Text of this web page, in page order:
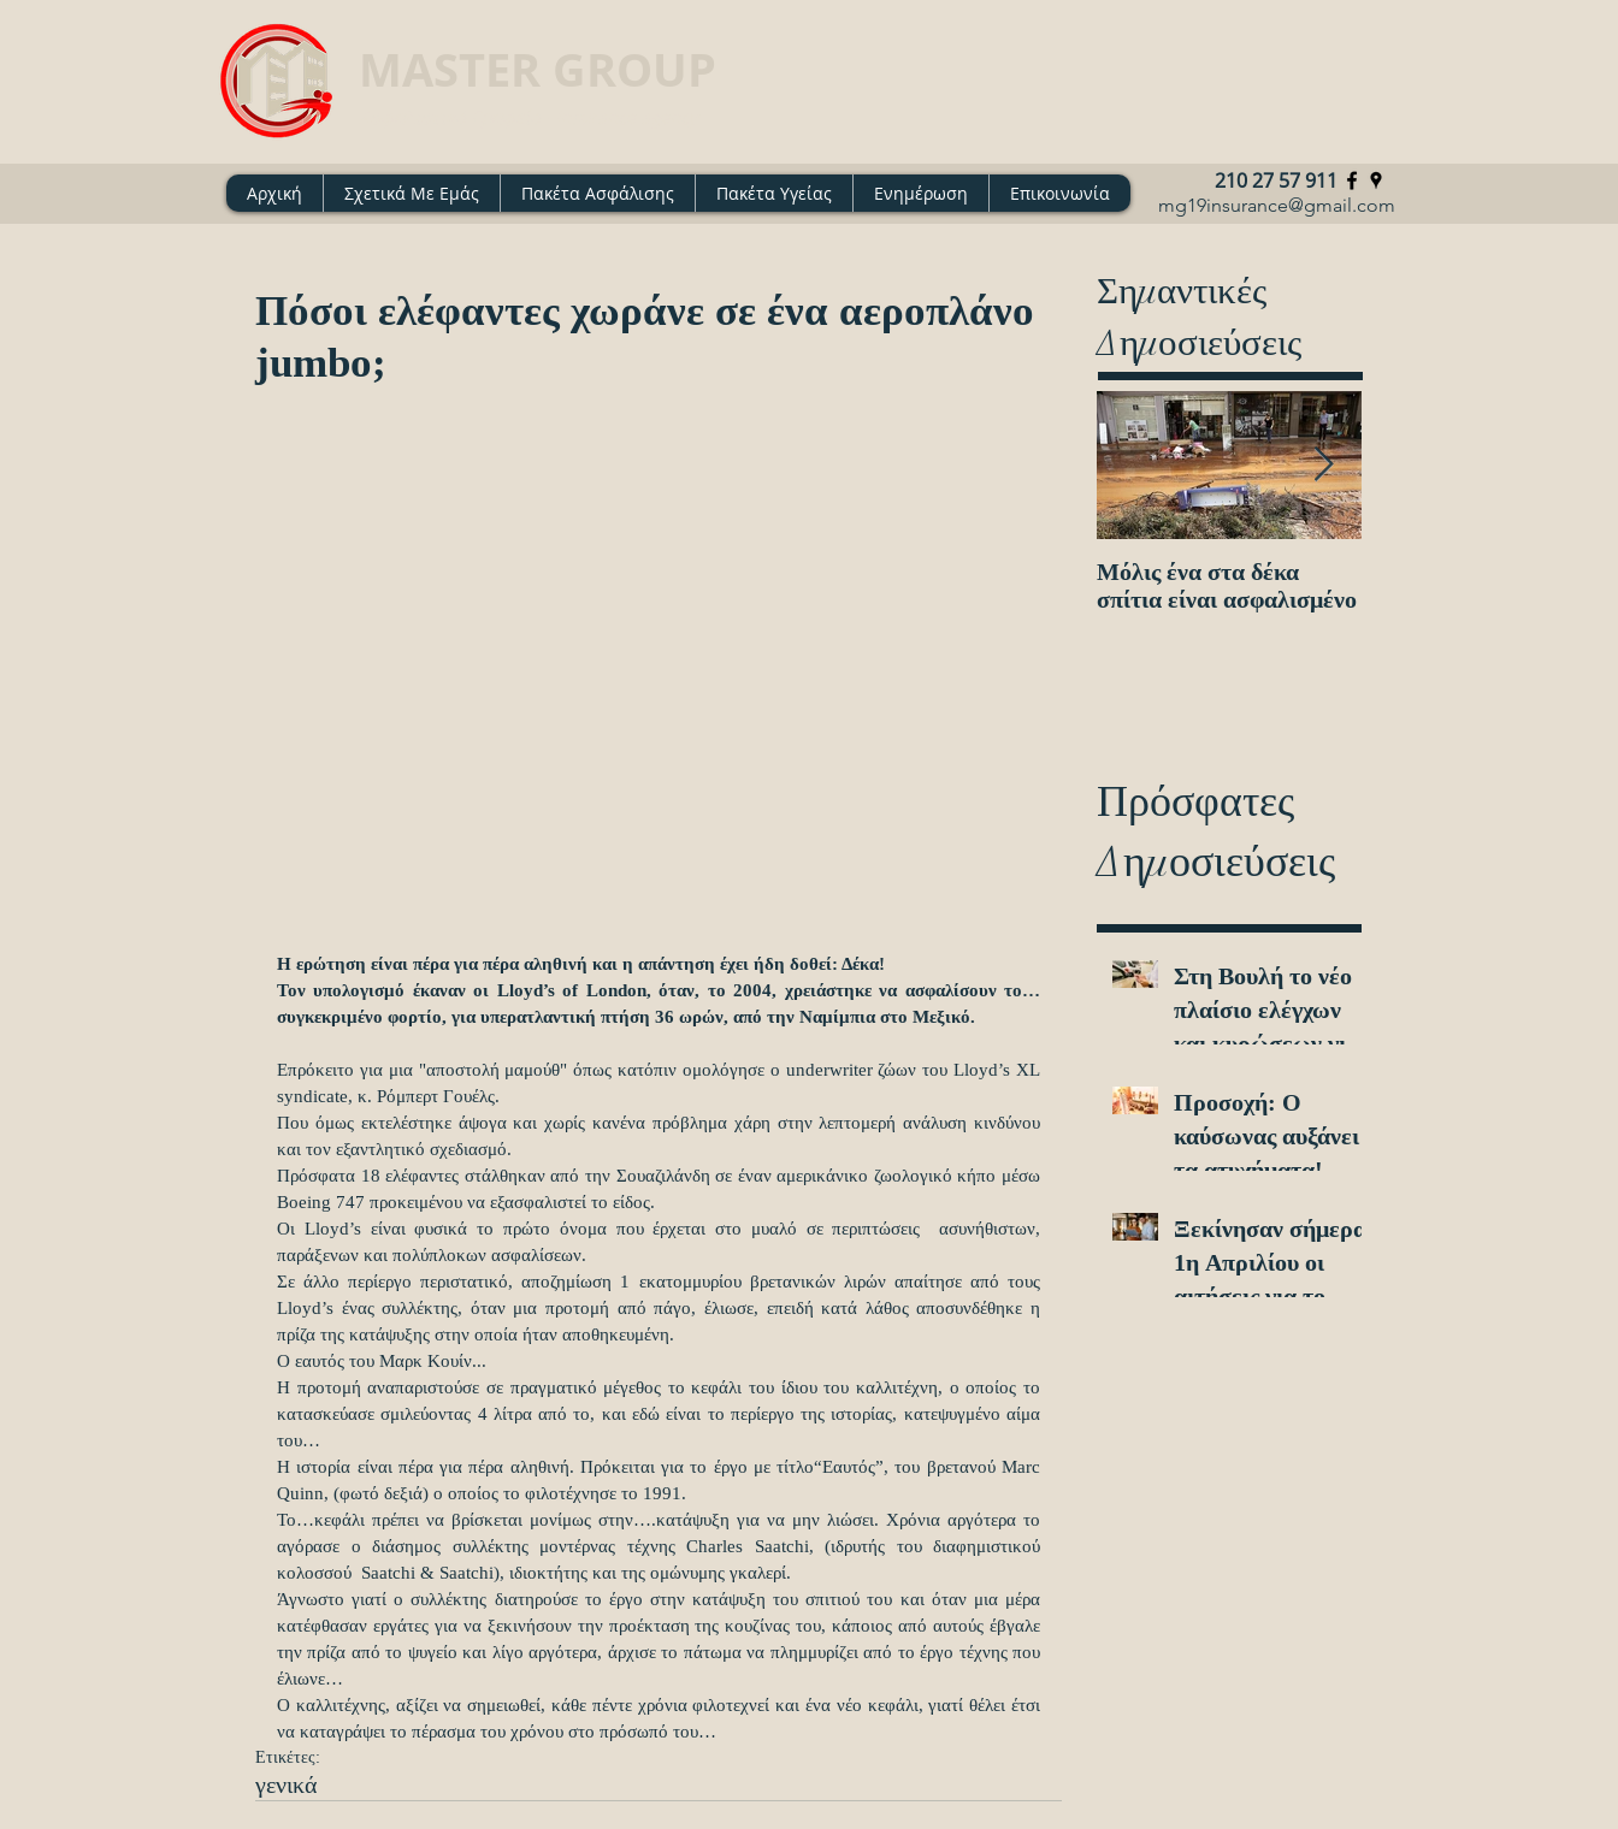
mg19insurance@gmail.com
210 27 57 911
Αρχική Σχετικά Με Εμάς Πακέτα Ασφάλισης Πακέτα Υγείας Ενημέρωση Επικοινωνία
Πόσοι ελέφαντες χωράνε σε ένα αεροπλάνο
jumbo;
Η ερώτηση είναι πέρα για πέρα αληθινή και η απάντηση έχει ήδη δοθεί: Δέκα!
Τον υπολογισμό έκαναν οι Lloyd’s of London, όταν, το 2004, χρειάστηκε να ασφαλίσουν το…
συγκεκριμένο φορτίο, για υπερατλαντική πτήση 36 ωρών, από την Ναμίμπια στο Μεξικό.
Επρόκειτο για μια "αποστολή μαμούθ" όπως κατόπιν ομολόγησε ο underwriter ζώων του Lloyd’s XL
syndicate, κ. Ρόμπερτ Γουέλς.
Που όμως εκτελέστηκε άψογα και χωρίς κανένα πρόβλημα χάρη στην λεπτομερή ανάλυση κινδύνου
και τον εξαντλητικό σχεδιασμό.
Πρόσφατα 18 ελέφαντες στάλθηκαν από την Σουαζιλάνδη σε έναν αμερικάνικο ζωολογικό κήπο μέσω
Boeing 747 προκειμένου να εξασφαλιστεί το είδος.
Οι Lloyd’s είναι φυσικά το πρώτο όνομα που έρχεται στο μυαλό σε περιπτώσεις  ασυνήθιστων,
παράξενων και πολύπλοκων ασφαλίσεων.
Σε άλλο περίεργο περιστατικό, αποζημίωση 1 εκατομμυρίου βρετανικών λιρών απαίτησε από τους
Lloyd’s ένας συλλέκτης, όταν μια προτομή από πάγο, έλιωσε, επειδή κατά λάθος αποσυνδέθηκε η
πρίζα της κατάψυξης στην οποία ήταν αποθηκευμένη.
Ο εαυτός του Μαρκ Κουίν...
Η προτομή αναπαριστούσε σε πραγματικό μέγεθος το κεφάλι του ίδιου του καλλιτέχνη, ο οποίος το
κατασκεύασε σμιλεύοντας 4 λίτρα από το, και εδώ είναι το περίεργο της ιστορίας, κατεψυγμένο αίμα
του…
Η ιστορία είναι πέρα για πέρα αληθινή. Πρόκειται για το έργο με τίτλο“Εαυτός”, του βρετανού Marc
Quinn, (φωτό δεξιά) ο οποίος το φιλοτέχνησε το 1991.
Το…κεφάλι πρέπει να βρίσκεται μονίμως στην….κατάψυξη για να μην λιώσει. Χρόνια αργότερα το
αγόρασε ο διάσημος συλλέκτης μοντέρνας τέχνης Charles Saatchi, (ιδρυτής του διαφημιστικού
κολοσσού  Saatchi & Saatchi), ιδιοκτήτης και της ομώνυμης γκαλερί.
Άγνωστο γιατί ο συλλέκτης διατηρούσε το έργο στην κατάψυξη του σπιτιού του και όταν μια μέρα
κατέφθασαν εργάτες για να ξεκινήσουν την προέκταση της κουζίνας του, κάποιος από αυτούς έβγαλε
την πρίζα από το ψυγείο και λίγο αργότερα, άρχισε το πάτωμα να πλημμυρίζει από το έργο τέχνης που
έλιωνε…
Ο καλλιτέχνης, αξίζει να σημειωθεί, κάθε πέντε χρόνια φιλοτεχνεί και ένα νέο κεφάλι, γιατί θέλει έτσι
να καταγράψει το πέρασμα του χρόνου στο πρόσωπό του…
Ετικέτες:
γενικά
Σημαντικές
Δημοσιεύσεις
Μόλις ένα στα δέκα
σπίτια είναι ασφαλισμένο
Πρόσφατες
Δημοσιεύσεις
Στη Βουλή το νέο
πλαίσιο ελέγχων
και κυρώσεων για
οχήματα!
Προσοχή: O
καύσωνας αυξάνει
τα ατυχήματα!
Ξεκίνησαν σήμερα
1η Απριλίου οι
αιτήσεις για το